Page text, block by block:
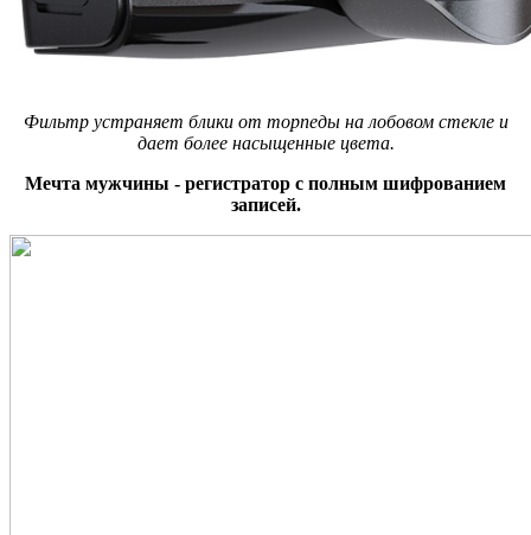
Фильтр устраняет блики от торпеды на лобовом стекле и
дает более насыщенные цвета.
Мечта мужчины - регистратор с полным шифрованием
записей.